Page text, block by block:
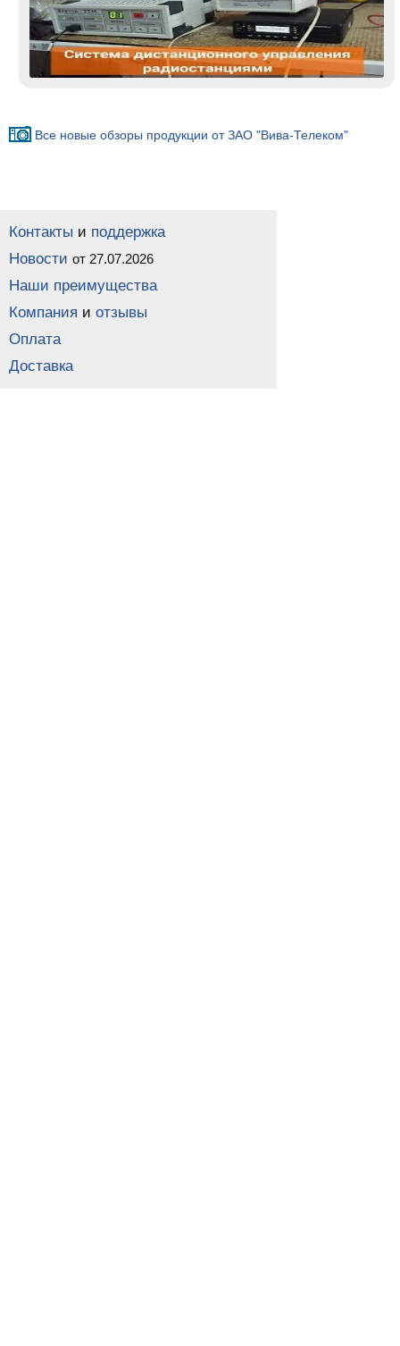
Все новые обзоры продукции от ЗАО "Вива-Телеком"
Контакты и поддержка
Новости от 27.07.2026
Наши преимущества
Компания и отзывы
Оплата
Доставка